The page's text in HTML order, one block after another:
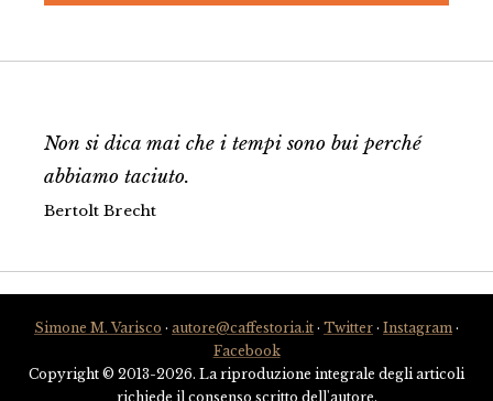
Non si dica mai che i tempi sono bui perché
abbiamo taciuto.
Bertolt Brecht
Simone M. Varisco · autore@caffestoria.it · Twitter · Instagram ·
Facebook
Copyright © 2013-2026. La riproduzione integrale degli articoli
richiede il consenso scritto dell'autore.